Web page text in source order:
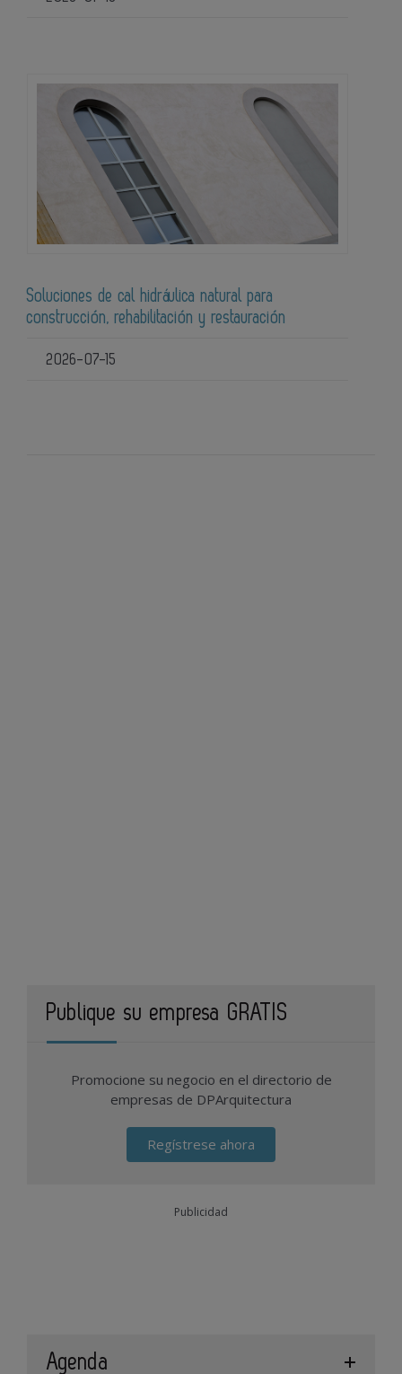
Soluciones de cal hidráulica natural para
construcción, rehabilitación y restauración
2026-07-15
Publique su empresa GRATIS
Promocione su negocio en el directorio de
empresas de DPArquitectura
Regístrese ahora
Publicidad
Agenda